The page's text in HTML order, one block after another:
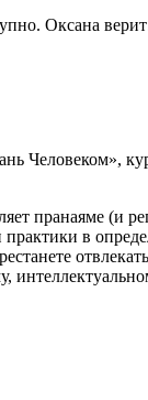
Оксана
Человеком»,
пранаяме (и
в